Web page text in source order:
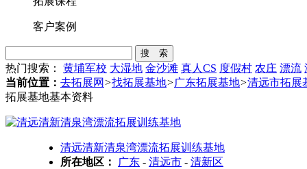
客户案例
搜 索
热门搜索： 黄埔军校 大湿地 金沙滩 真人CS 度假村 农庄 漂流
当前位置： 去拓展网 >找拓展基地>广东拓展基地>清远市拓展
拓展基地基本资料
清远清新清泉湾漂流拓展训练基地
所在地区：
广东 - 清远市 - 清新区